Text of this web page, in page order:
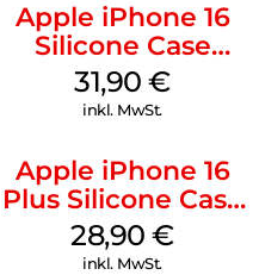
Apple iPhone 16
Silicone Case
MagSafe Fuchsia
31,90€
inkl. MwSt.
Apple iPhone 16
Plus Silicone Case
MagSafe Black
28,90€
inkl. MwSt.